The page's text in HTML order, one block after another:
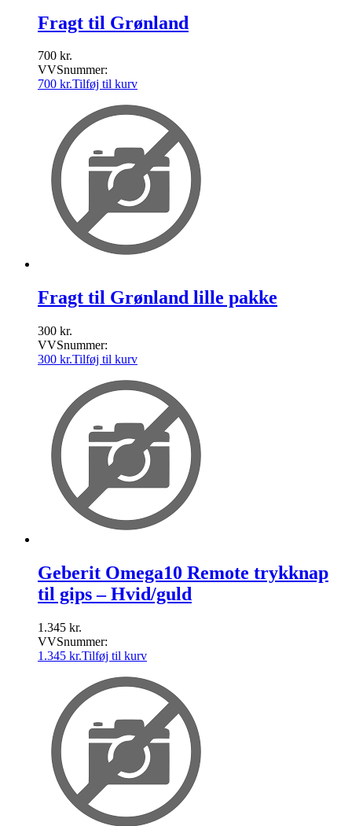
Fragt til Grønland
700 kr.
VVSnummer:
700 kr.Tilføj til kurv
Fragt til Grønland lille pakke
300 kr.
VVSnummer:
300 kr.Tilføj til kurv
Geberit Omega10 Remote trykknap
til gips – Hvid/guld
1.345 kr.
VVSnummer:
1.345 kr.Tilføj til kurv